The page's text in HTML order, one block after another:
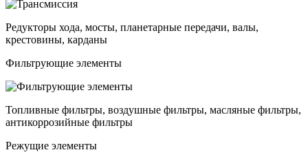
Редукторы хода, мосты, планетарные передачи, валы,
крестовины, карданы
Фильтрующие элементы
Топливные фильтры, воздушные фильтры, масляные фильтры,
антикоррозийные фильтры
Режущие элементы